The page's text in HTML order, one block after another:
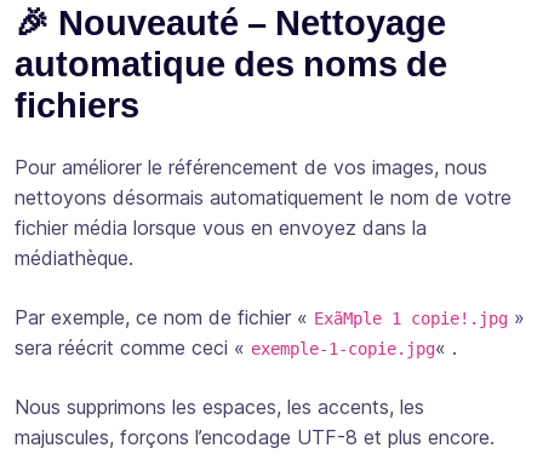
🎉 Nouveauté – Nettoyage
automatique des noms de
fichiers
Pour améliorer le référencement de vos images, nous
nettoyons désormais automatiquement le nom de votre
fichier média lorsque vous en envoyez dans la
médiathèque.
Par exemple, ce nom de fichier « ExãMple 1 copie!.jpg »
sera réécrit comme ceci « exemple-1-copie.jpg« .
Nous supprimons les espaces, les accents, les
majuscules, forçons l’encodage UTF-8 et plus encore.